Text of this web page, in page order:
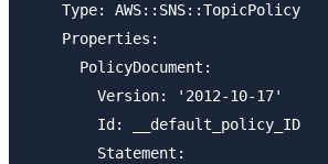
    Type: AWS::SNS::TopicPolicy
    Properties:
      PolicyDocument:
        Version: '2012-10-17'
        Id: __default_policy_ID
        Statement: